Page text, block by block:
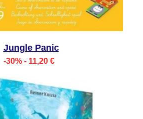
Jungle Panic
-30% - 11,20 €